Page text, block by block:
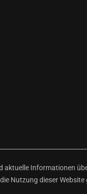
aktuelle Informationen
Nutzung dieser